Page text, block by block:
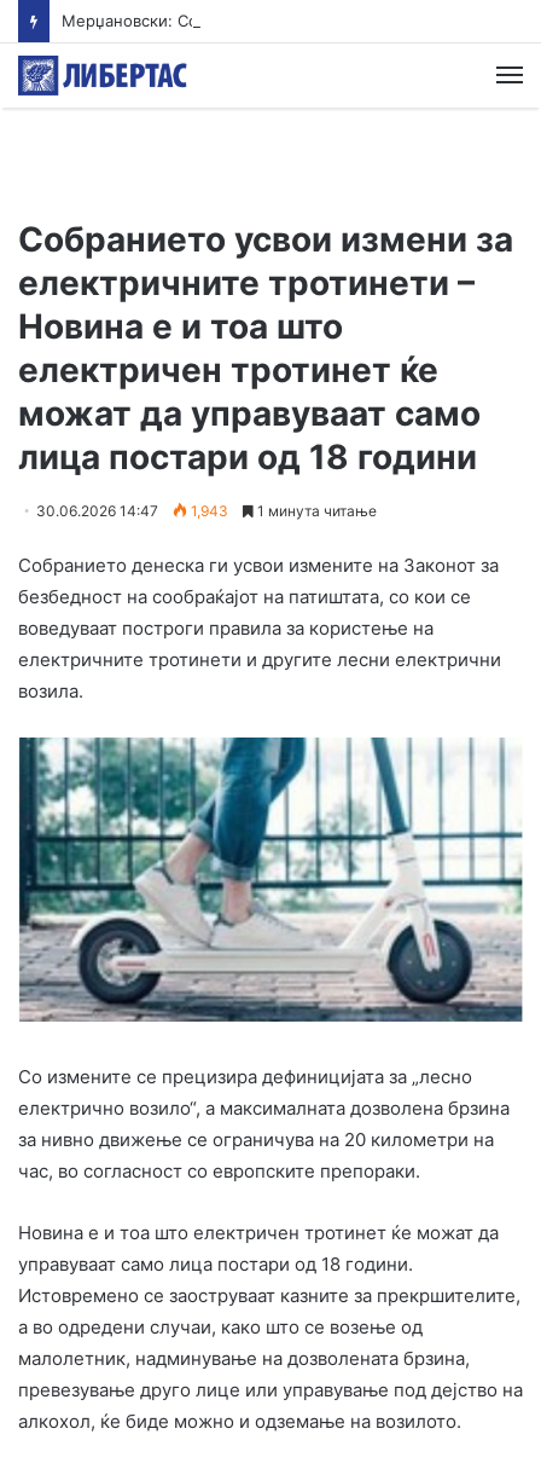
Собранието усвои измени за
електричните тротинети –
Новина е и тоа што
електричен тротинет ќе
можат да управуваат само
лица постари од 18 години
30.06.2026 14:47 1,943 1 минута читање
Собранието денеска ги усвои измените на Законот за
безбедност на сообраќајот на патиштата, со кои се
воведуваат построги правила за користење на
електричните тротинети и другите лесни електрични
возила.
Со измените се прецизира дефиницијата за „лесно
електрично возило“, а максималната дозволена брзина
за нивно движење се ограничува на 20 километри на
час, во согласност со европските препораки.
Новина е и тоа што електричен тротинет ќе можат да
управуваат само лица постари од 18 години.
Истовремено се заоструваат казните за прекршителите,
а во одредени случаи, како што се возење од
малолетник, надминување на дозволената брзина,
превезување друго лице или управување под дејство на
алкохол, ќе биде можно и одземање на возилото.